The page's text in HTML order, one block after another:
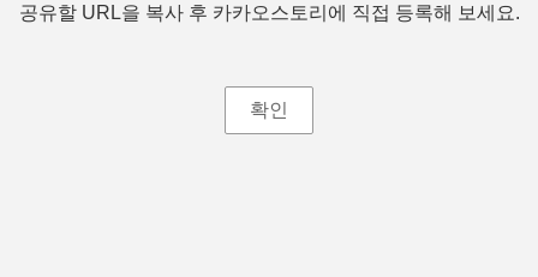
공유할 URL을 복사 후 카카오스토리에 직접 등록해 보세요.
확인